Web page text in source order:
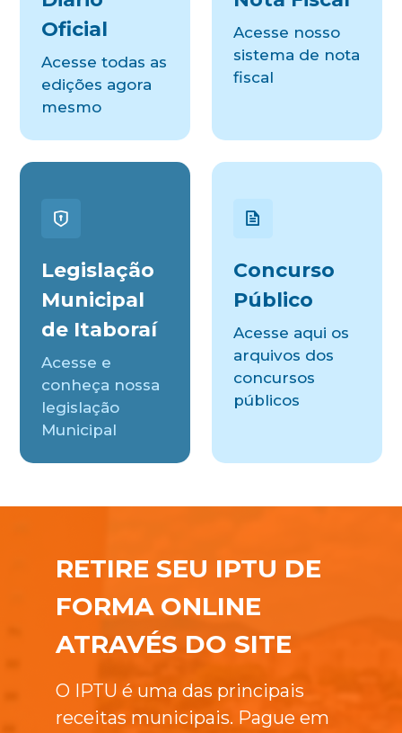
Oficial
Acesse todas as
edições agora
mesmo
Acesse nosso
sistema de nota
fiscal
Legislação
Municipal
de Itaboraí
Acesse e
conheça nossa
legislação
Municipal
Concurso
Público
Acesse aqui os
arquivos dos
concursos
públicos
RETIRE SEU IPTU DE
FORMA ONLINE
ATRAVÉS DO SITE
O IPTU é uma das principais
receitas municipais. Pague em